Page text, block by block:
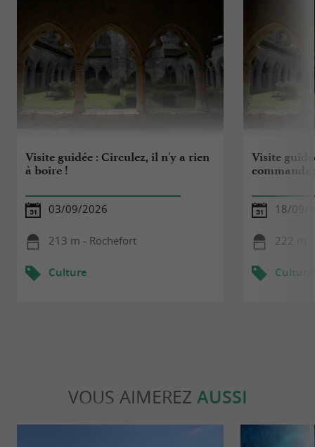
Visite guidée : Circulez, il n'y a rien
à boire !
03/09/2026
213 m - Rochefort
Culture
Visite
18/09/
222 m
Culture
VOUS AIMEREZ AUSSI